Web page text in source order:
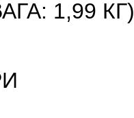
1,99 КГ)